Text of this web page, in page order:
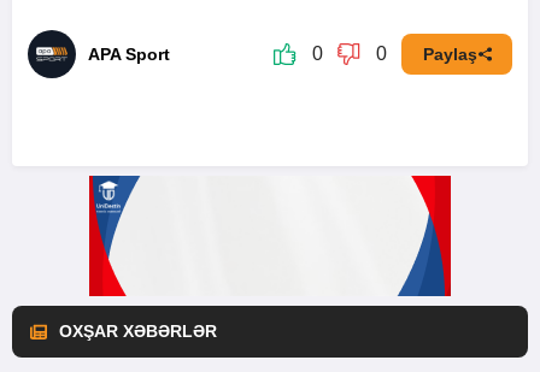
APA Sport 0 0 Paylaş
OXŞAR XƏBƏRLƏR